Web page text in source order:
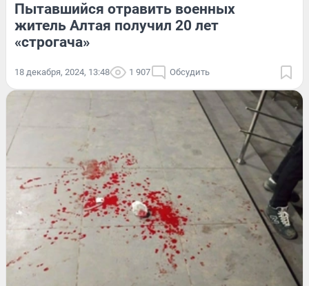
Пытавшийся отравить военных
житель Алтая получил 20 лет
«строгача»
18 декабря, 2024, 13:48 1 907 Обсудить